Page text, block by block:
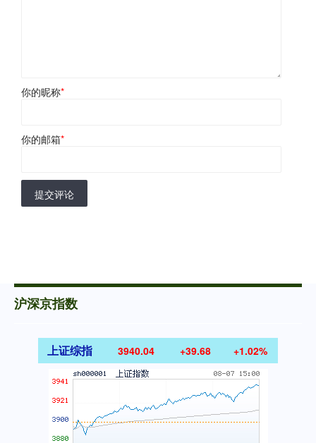
你的昵称*
你的邮箱*
提交评论
沪深京指数
上证综指 3940.04 +39.68 +1.02%